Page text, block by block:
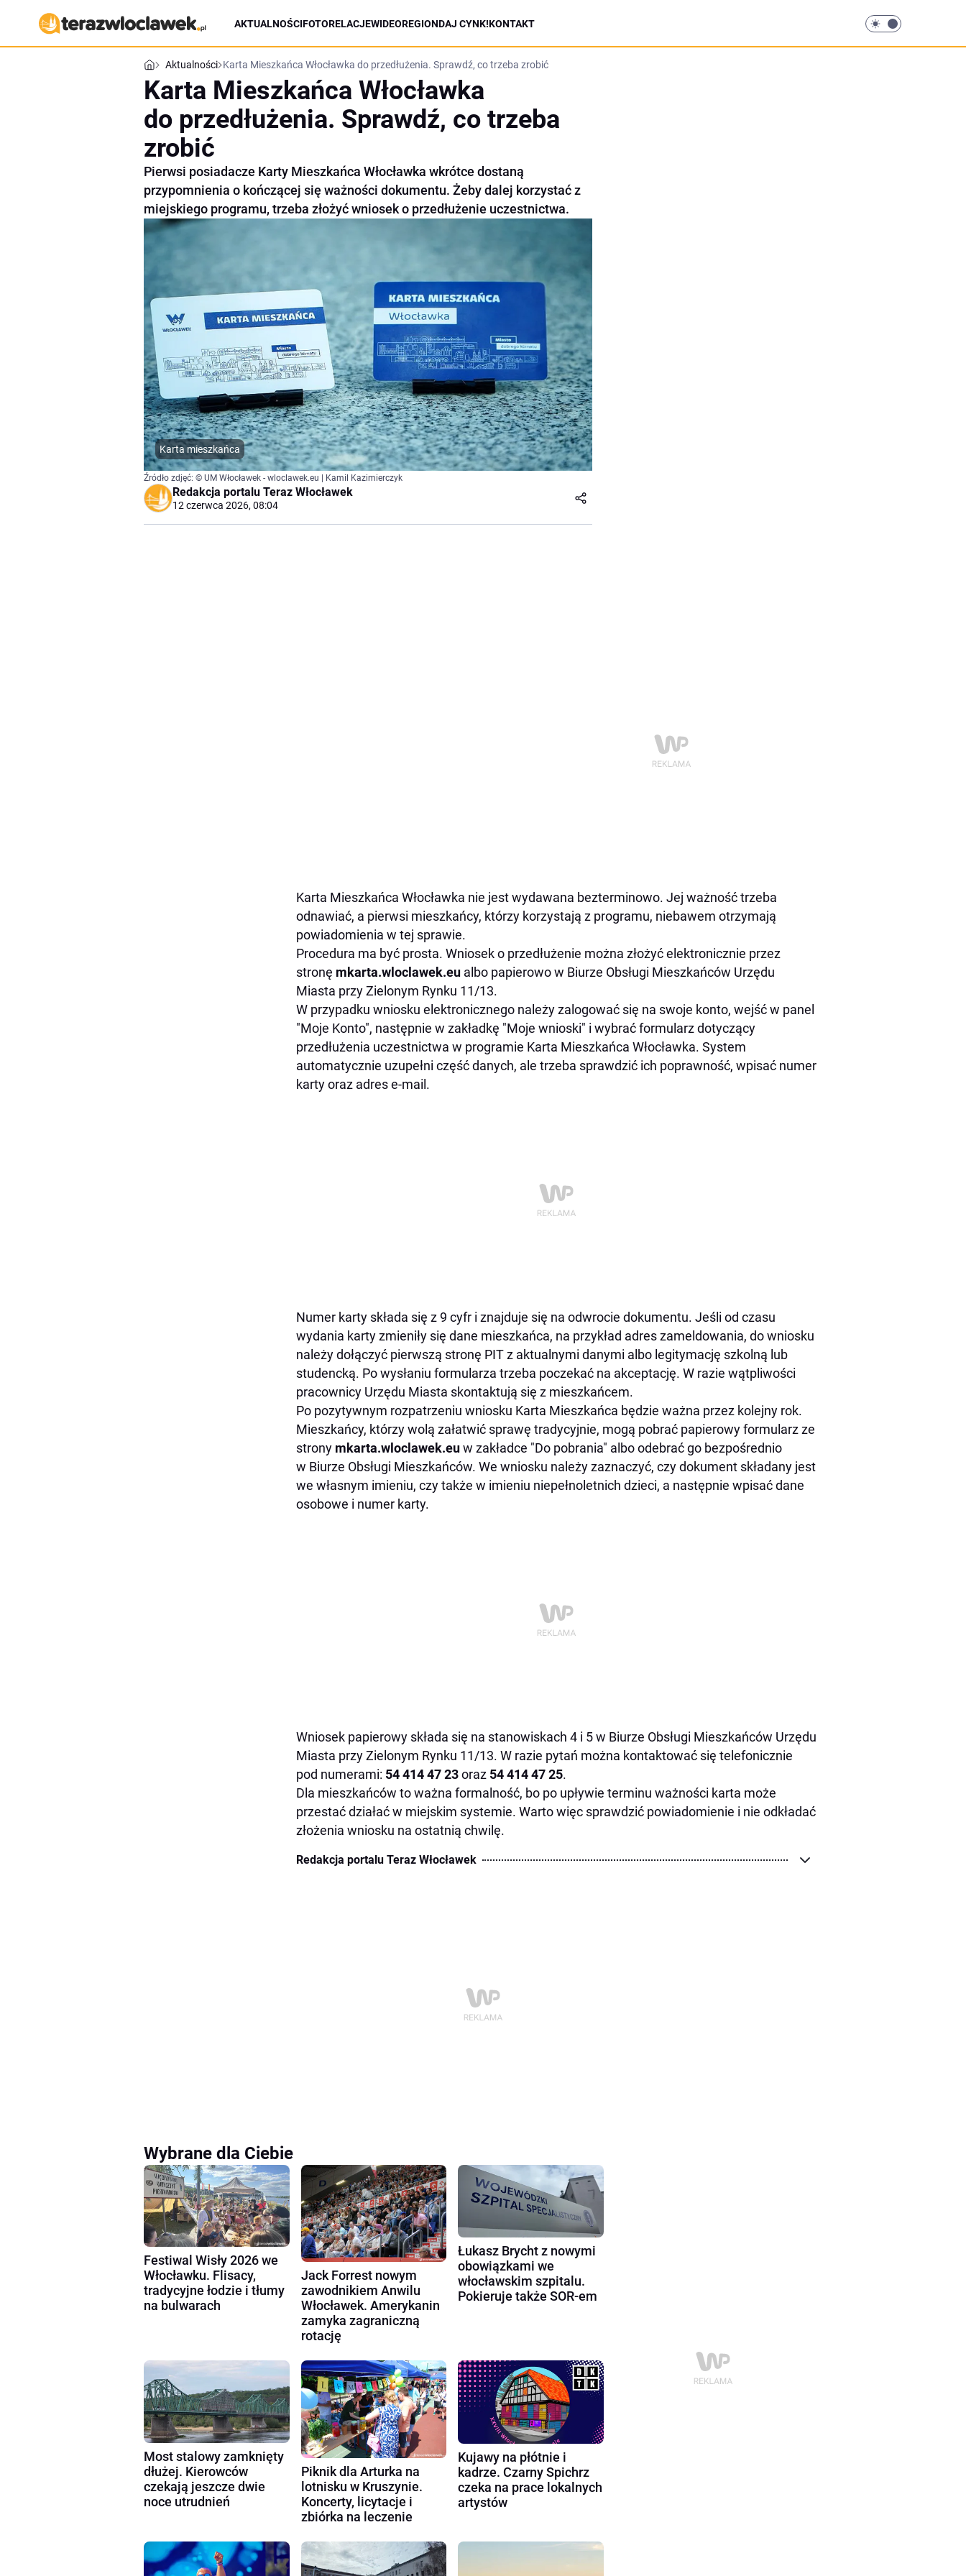
AKTUALNOŚCIFOTORELACJEWIDEOREGIONDAJ CYNK!KONTAKT
Aktualności Karta Mieszkańca Włocławka do przedłużenia. Sprawdź, co trzeba zrobić
Karta Mieszkańca Włocławka
do przedłużenia. Sprawdź, co trzeba
zrobić
Pierwsi posiadacze Karty Mieszkańca Włocławka wkrótce dostaną
przypomnienia o kończącej się ważności dokumentu. Żeby dalej korzystać z
miejskiego programu, trzeba złożyć wniosek o przedłużenie uczestnictwa.
Karta mieszkańca
Źródło zdjęć: © UM Włocławek - wloclawek.eu | Kamil Kazimierczyk
Redakcja portalu Teraz Włocławek
12 czerwca 2026, 08:04
Karta Mieszkańca Włocławka nie jest wydawana bezterminowo. Jej ważność trzeba
odnawiać, a pierwsi mieszkańcy, którzy korzystają z programu, niebawem otrzymają
powiadomienia w tej sprawie.
Procedura ma być prosta. Wniosek o przedłużenie można złożyć elektronicznie przez
stronę mkarta.wloclawek.eu albo papierowo w Biurze Obsługi Mieszkańców Urzędu
Miasta przy Zielonym Rynku 11/13.
W przypadku wniosku elektronicznego należy zalogować się na swoje konto, wejść w panel
"Moje Konto", następnie w zakładkę "Moje wnioski" i wybrać formularz dotyczący
przedłużenia uczestnictwa w programie Karta Mieszkańca Włocławka. System
automatycznie uzupełni część danych, ale trzeba sprawdzić ich poprawność, wpisać numer
karty oraz adres e-mail.
Numer karty składa się z 9 cyfr i znajduje się na odwrocie dokumentu. Jeśli od czasu
wydania karty zmieniły się dane mieszkańca, na przykład adres zameldowania, do wniosku
należy dołączyć pierwszą stronę PIT z aktualnymi danymi albo legitymację szkolną lub
studencką. Po wysłaniu formularza trzeba poczekać na akceptację. W razie wątpliwości
pracownicy Urzędu Miasta skontaktują się z mieszkańcem.
Po pozytywnym rozpatrzeniu wniosku Karta Mieszkańca będzie ważna przez kolejny rok.
Mieszkańcy, którzy wolą załatwić sprawę tradycyjnie, mogą pobrać papierowy formularz ze
strony mkarta.wloclawek.euw zakładce "Do pobrania" albo odebrać go bezpośrednio
w Biurze Obsługi Mieszkańców. We wniosku należy zaznaczyć, czy dokument składany jest
we własnym imieniu, czy także w imieniu niepełnoletnich dzieci, a następnie wpisać dane
osobowe i numer karty.
Wniosek papierowy składa się na stanowiskach 4 i 5 w Biurze Obsługi Mieszkańców Urzędu
Miasta przy Zielonym Rynku 11/13. W razie pytań można kontaktować się telefonicznie
pod numerami: 54 414 47 23oraz 54 414 47 25.
Dla mieszkańców to ważna formalność, bo po upływie terminu ważności karta może
przestać działać w miejskim systemie. Warto więc sprawdzić powiadomienie i nie odkładać
złożenia wniosku na ostatnią chwilę.
Redakcja portalu Teraz Włocławek
Wybrane dla Ciebie
Festiwal Wisły 2026 we
Włocławku. Flisacy,
tradycyjne łodzie i tłumy
na bulwarach
Jack Forrest nowym
zawodnikiem Anwilu
Włocławek. Amerykanin
zamyka zagraniczną
rotację
Łukasz Brycht z nowymi
obowiązkami we
włocławskim szpitalu.
Pokieruje także SOR-em
Most stalowy zamknięty
dłużej. Kierowców
czekają jeszcze dwie
noce utrudnień
Piknik dla Arturka na
lotnisku w Kruszynie.
Koncerty, licytacje i
zbiórka na leczenie
Kujawy na płótnie i
kadrze. Czarny Spichrz
czeka na prace lokalnych
artystów